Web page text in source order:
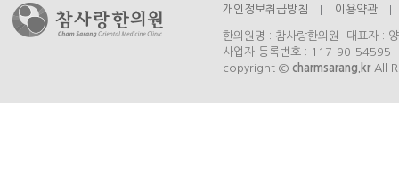
개인정보취급방침 이용약관
한의원명 : 참사랑한의원 대표자 :
사업자 등록번호 : 117-90-
copyright © charmsarang.krAll